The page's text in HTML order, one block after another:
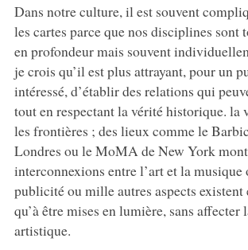
Dans notre culture, il est souvent
les cartes parce que nos disciplines sont
en profondeur mais souvent
je crois qu’il est plus attrayant, pour un
intéressé, d’établir des relations qui
tout en respectant la vérité historique. la
les frontières ; des lieux comme le
Londres ou le MoMA de New York
interconnexions entre l’art et la musique
publicité ou mille autres aspects existent
qu’à être mises en lumière, sans
artistique.